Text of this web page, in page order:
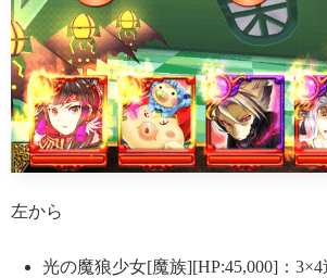
左から
光の魔狼少女[魔族][HP:45,000]：3×4